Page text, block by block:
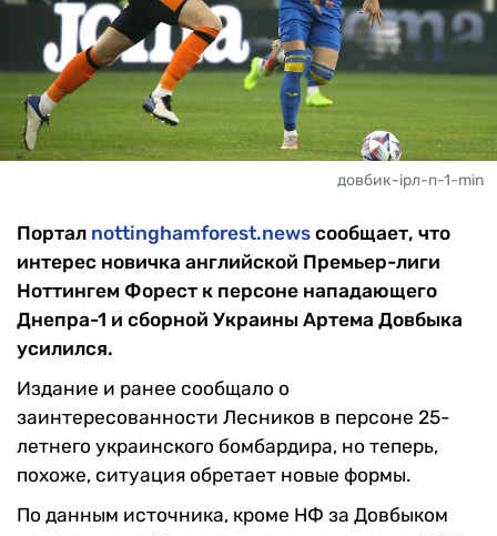
довбик-ірл-п-1-min
Портал nottinghamforest.news сообщает, что
интерес новичка английской Премьер-лиги
Ноттингем Форест к персоне нападающего
Днепра-1 и сборной Украины Артема Довбыка
усилился.
Издание и ранее сообщало о
заинтересованности Лесников в персоне 25-
летнего украинского бомбардира, но теперь,
похоже, ситуация обретает новые формы.
По данным источника, кроме НФ за Довбыком